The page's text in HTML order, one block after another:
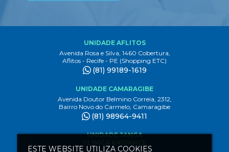
UNIDADE AFLITOS
Avenida Rosa e Silva, 1460 Cobertura,
Aflitos - Recife - PE (Shopping ETC)
(81) 99189-1619
UNIDADE CAMARAGIBE
Avenida Doutor Belmino Correia, 2312,
Bairro Novo do Carmelo, Camaragibe
(81) 98964-9411
UNIDADE JANGA
ESTE WEBSITE UTILIZA COOKIES